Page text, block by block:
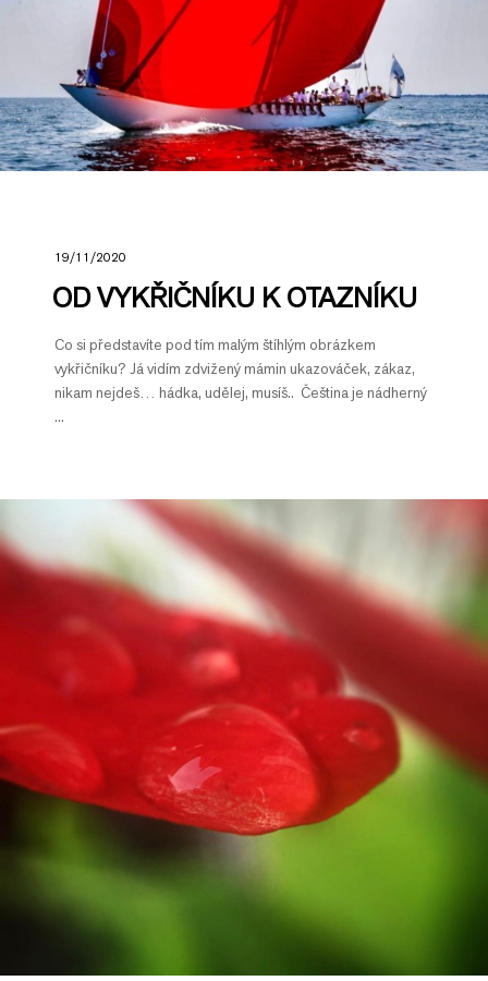
19/11/2020
OD VYKŘIČNÍKU K OTAZNÍKU
Co si představíte pod tím malým štíhlým obrázkem
vykřičníku? Já vidím zdvižený mámin ukazováček, zákaz,
nikam nejdeš… hádka, udělej, musíš.. Čeština je nádherný
...